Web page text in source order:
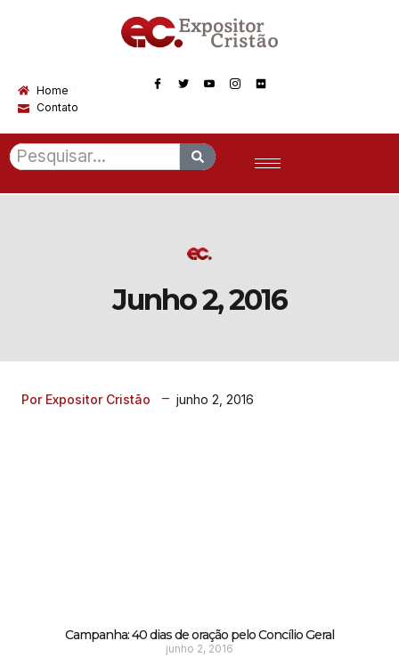
Home
Contato
Junho 2, 2016
Por Expositor Cristão junho 2, 2016
Campanha: 40 dias de oração pelo Concílio Geral
junho 2, 2016